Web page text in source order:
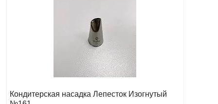
Кондитерская насадка Лепесток Изогнутый